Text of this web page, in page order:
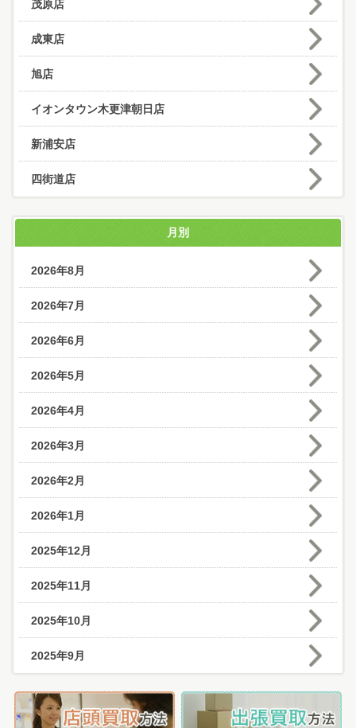
茂原店
成東店
旭店
イオンタウン木更津朝日店
新浦安店
四街道店
月別
2026年8月
2026年7月
2026年6月
2026年5月
2026年4月
2026年3月
2026年2月
2026年1月
2025年12月
2025年11月
2025年10月
2025年9月